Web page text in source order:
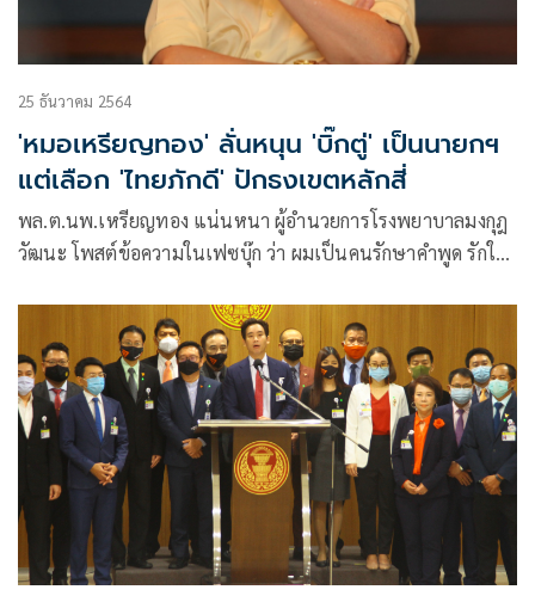
25 ธันวาคม 2564
'หมอเหรียญทอง' ลั่นหนุน 'บิ๊กตู่' เป็นนายกฯ
แต่เลือก 'ไทยภักดี' ปักธงเขตหลักสี่
พล.ต.นพ.เหรียญทอง แน่นหนา ผู้อำนวยการโรงพยาบาลมงกุฎ
วัฒนะ โพสต์ข้อความในเฟซบุ๊ก ว่า ผมเป็นคนรักษาคำพูด รักใคร
นายกรัฐมนตรีเสมอ